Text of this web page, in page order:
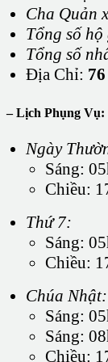
Cha Quản
Tổng số
Tổng số
Địa Chỉ:
– Lịch Phụng Vụ:
Ngày
Sáng:
Chiều:
Thứ 7:
Sáng:
Chiều:
Chúa Nhật:
Sáng:
Sáng:
Chiều: